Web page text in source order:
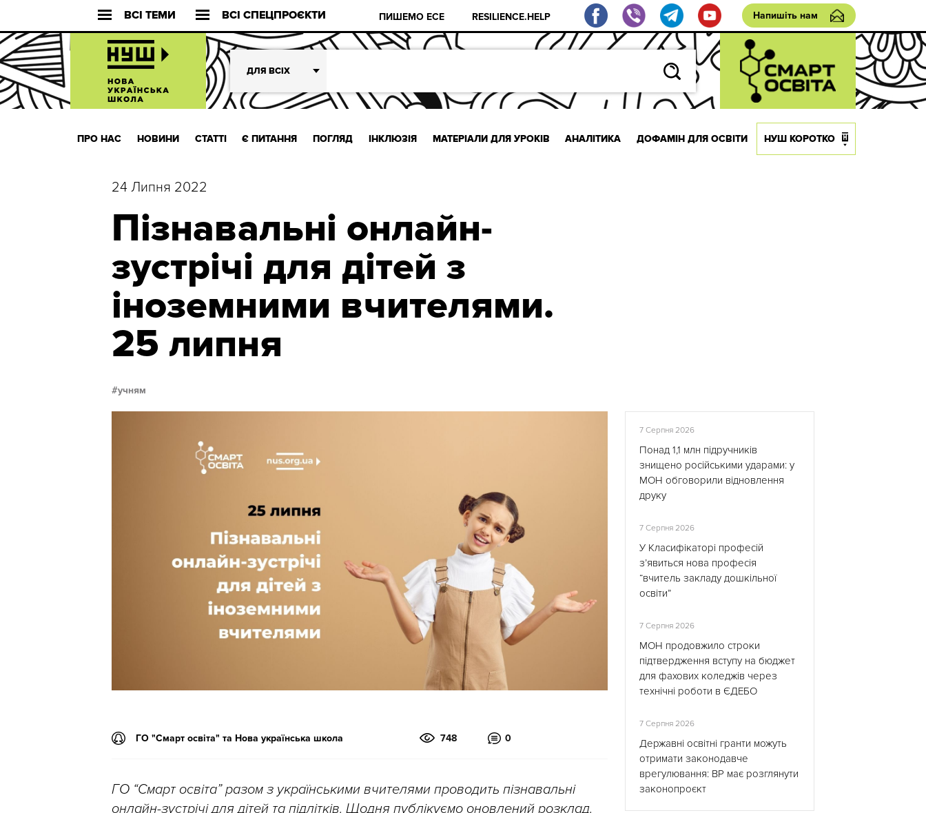
ВСІ ТЕМИ ВСІ СПЕЦПРОЄКТИ ПИШЕМО ЕСЕ RESILIENCE.HELP Напишіть нам
ДЛЯ ВСІХ
ПРО НАС НОВИНИ СТАТТІ Є ПИТАННЯ ПОГЛЯД ІНКЛЮЗІЯ МАТЕРІАЛИ ДЛЯ УРОКІВ АНАЛІТИКА ДОФАМІН ДЛЯ ОСВІТИ НУШ КОРОТКО
24 Липня 2022
Пізнавальні онлайн-
зустрічі для дітей з
іноземними вчителями.
25 липня
учням
ГО "Смарт освіта" та Нова українська школа 748 0
ГО “Смарт освіта” разом з українськими вчителями проводить пізнавальні
онлайн-зустрічі для дітей та підлітків. Щодня публікуємо оновлений розклад.
7 Серпня 2026
Понад 1,1 млн підручників
знищено російськими ударами: у
МОН обговорили відновлення
друку
7 Серпня 2026
У Класифікаторі професій
з’явиться нова професія
“вчитель закладу дошкільної
освіти”
7 Серпня 2026
МОН продовжило строки
підтвердження вступу на бюджет
для фахових коледжів через
технічні роботи в ЄДЕБО
7 Серпня 2026
Державні освітні гранти можуть
отримати законодавче
врегулювання: ВР має розглянути
законопроєкт